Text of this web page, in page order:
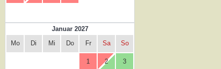
Januar 2027
Mo
Di Mi Do Fr Sa So
1 2 3